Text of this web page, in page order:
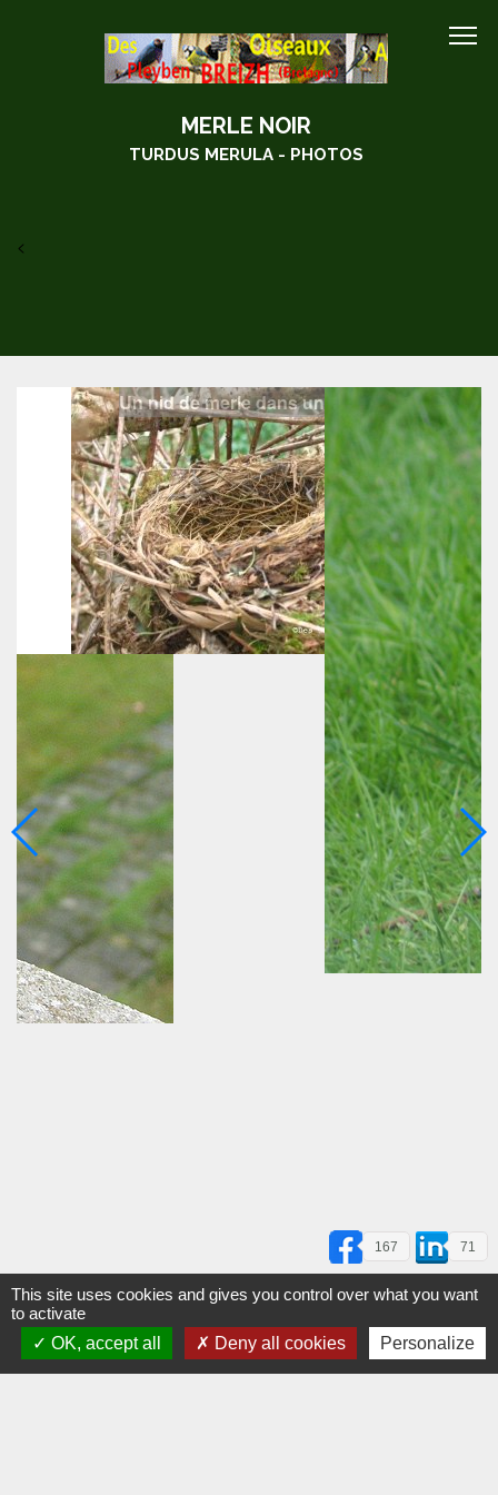
MERLE NOIR
TURDUS MERULA - PHOTOS
<
167 71
Un nid de merle dans un roncier
1 2 3 4 5 6 7 8 9 10 11 12 13 14 15 16 17 18
This site uses cookies and gives you control over what you want
to activate
OK, accept all
Deny all cookies Personalize